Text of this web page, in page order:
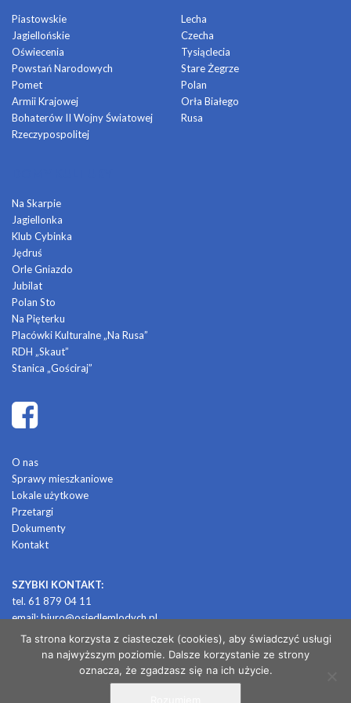
Piastowskie
Jagiellońskie
Oświecenia
Powstań Narodowych
Pomet
Armii Krajowej
Bohaterów II Wojny Światowej
Rzeczypospolitej
Lecha
Czecha
Tysiąclecia
Stare Żegrze
Polan
Orła Białego
Rusa
Na Skarpie
Jagiellonka
Klub Cybinka
Jędruś
Orle Gniazdo
Jubilat
Polan Sto
Na Pięterku
Placówki Kulturalne „Na Rusa”
RDH „Skaut”
Stanica „Gościraj”
O nas
Sprawy mieszkaniowe
Lokale użytkowe
Przetargi
Dokumenty
Kontakt
SZYBKI KONTAKT:
tel. 61 879 04 11
email:biuro@osiedlemlodych.pl
© 2026 OSIEDLE MŁODYCH
Ta strona korzysta z ciasteczek (cookies), aby świadczyć usługi
na najwyższym poziomie. Dalsze korzystanie ze strony
oznacza, że zgadzasz się na ich użycie.